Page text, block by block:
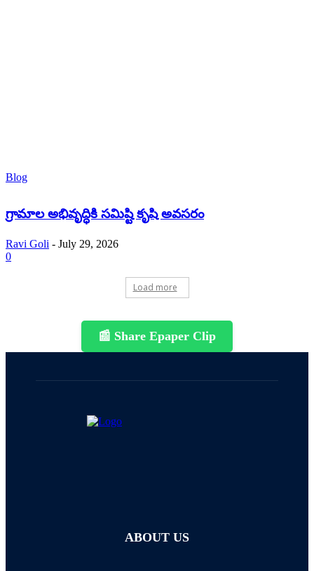
Blog
గ్రామాల అభివృద్ధికి సమిష్టి కృషి అవసరం
Ravi Goli - July 29, 2026
0
Load more
📰 Share Epaper Clip
ABOUT US